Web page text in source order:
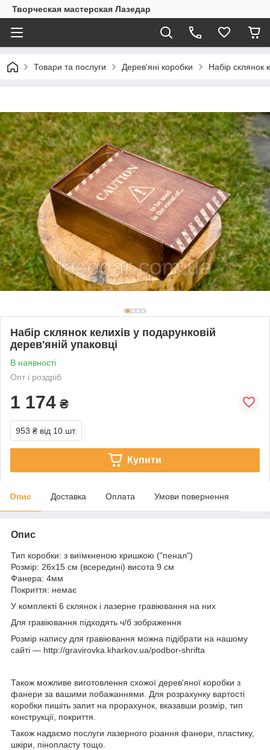
Творческая мастерская Лазедар
Товари та послуги Дерев'яні коробки Набір склянок
Набір склянок келихів у подарунковій
дерев'яній упаковці
В наявності
Опт і роздріб
1 174 ₴
953 ₴ від 10 шт.
Купити
Опис Доставка Оплата Умови повернення
Опис
Тип коробки: з виїмкненою кришкою ("пенал")
Розмір: 26х15 см (всередині) висота 9 см
Фанера: 4мм
Покриття: немає
У комплекті 6 склянок і лазерне гравіювання на них
Для гравіювання підходять ч/б зображення
Розмір напису для гравіювання можна підібрати на нашому
сайті — http://gravirovka.kharkov.ua/podbor-shrifta
Також можливе виготовлення схожої дерев'яної коробки з
фанери за вашими побажаннями. Для розрахунку вартості
коробки пишіть запит на прорахунок, вказавши розмір, тип
конструкції, покриття.
Також надаємо послуги лазерного різання фанери, пластику,
шкіри, пінопласту тощо.